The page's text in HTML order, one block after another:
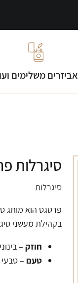
אביזרים משלימים
סיגרלות
סיגרלות
פרטגס הוא מותג
בקהילת מעשני
חוזק – בינוני
טעם – טבעי